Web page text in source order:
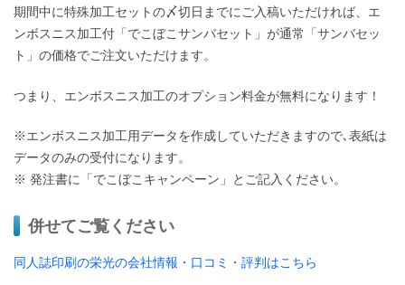
期間中に特殊加工セットの〆切日までにご入稿いただければ、エ
ンボスニス加工付「でこぼこサンバセット」が通常「サンバセッ
ト」の価格でご注文いただけます。
つまり、エンボスニス加工のオプション料金が無料になります！
※エンボスニス加工用データを作成していただきますので､表紙は
データのみの受付になります。
※ 発注書に「でこぼこキャンペーン」とご記入ください。
併せてご覧ください
同人誌印刷の栄光の会社情報・口コミ・評判はこちら